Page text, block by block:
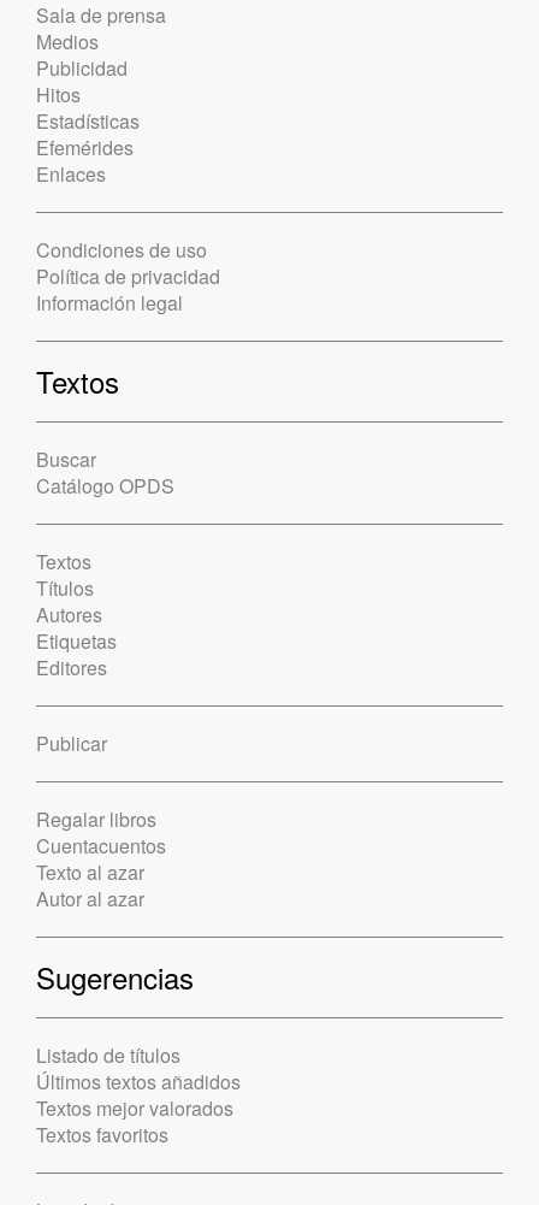
Sala de prensa
Medios
Publicidad
Hitos
Estadísticas
Efemérides
Enlaces
Condiciones de uso
Política de privacidad
Información legal
Textos
Buscar
Catálogo OPDS
Textos
Títulos
Autores
Etiquetas
Editores
Publicar
Regalar libros
Cuentacuentos
Texto al azar
Autor al azar
Sugerencias
Listado de títulos
Últimos textos añadidos
Textos mejor valorados
Textos favoritos